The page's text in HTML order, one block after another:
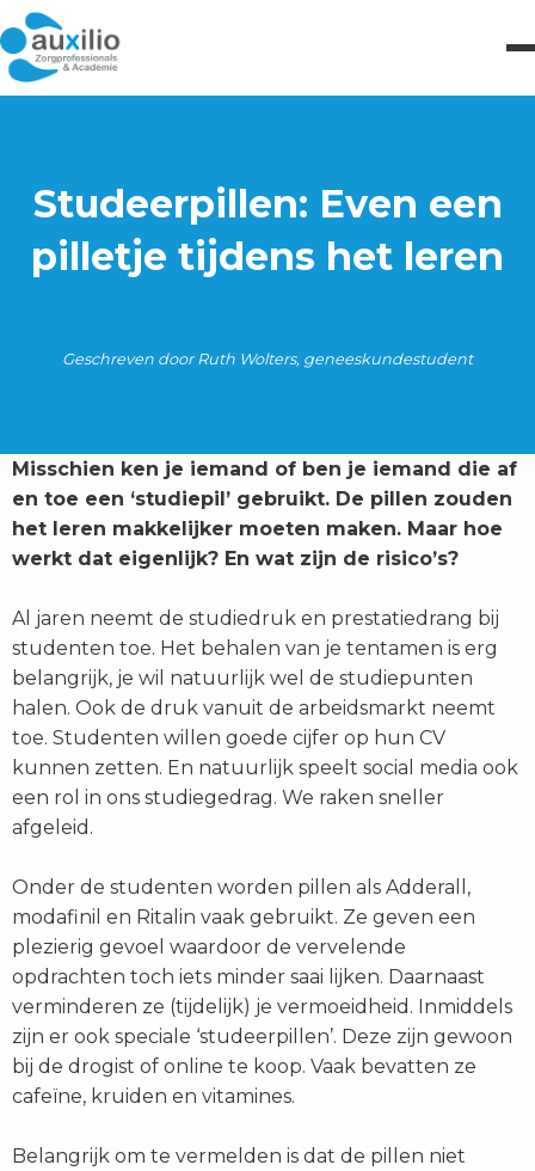
Studeerpillen: Even een
pilletje tijdens het leren
Geschreven door Ruth Wolters, geneeskundestudent
Misschien ken je iemand of ben je iemand die af
en toe een ‘studiepil’ gebruikt. De pillen zouden
het leren makkelijker moeten maken. Maar hoe
werkt dat eigenlijk? En wat zijn de risico’s?
Al jaren neemt de studiedruk en prestatiedrang bij
studenten toe. Het behalen van je tentamen is erg
belangrijk, je wil natuurlijk wel de studiepunten
halen. Ook de druk vanuit de arbeidsmarkt neemt
toe. Studenten willen goede cijfer op hun CV
kunnen zetten. En natuurlijk speelt social media ook
een rol in ons studiegedrag. We raken sneller
afgeleid.
Onder de studenten worden pillen als Adderall,
modafinil en Ritalin vaak gebruikt. Ze geven een
plezierig gevoel waardoor de vervelende
opdrachten toch iets minder saai lijken. Daarnaast
verminderen ze (tijdelijk) je vermoeidheid. Inmiddels
zijn er ook speciale ‘studeerpillen’. Deze zijn gewoon
bij de drogist of online te koop. Vaak bevatten ze
cafeïne, kruiden en vitamines.
Belangrijk om te vermelden is dat de pillen niet